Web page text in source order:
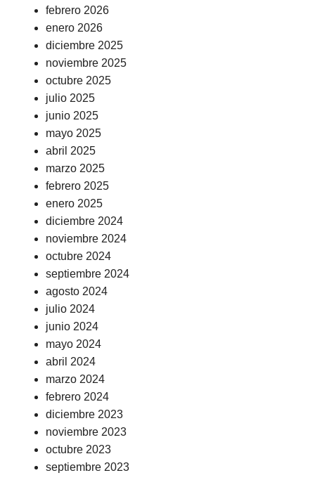
febrero 2026
enero 2026
diciembre 2025
noviembre 2025
octubre 2025
julio 2025
junio 2025
mayo 2025
abril 2025
marzo 2025
febrero 2025
enero 2025
diciembre 2024
noviembre 2024
octubre 2024
septiembre 2024
agosto 2024
julio 2024
junio 2024
mayo 2024
abril 2024
marzo 2024
febrero 2024
diciembre 2023
noviembre 2023
octubre 2023
septiembre 2023